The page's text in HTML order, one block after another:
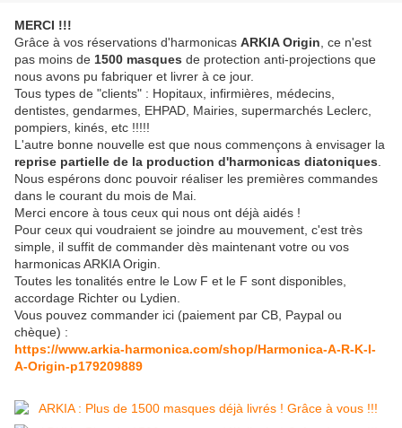
MERCI !!!
Grâce à vos réservations d'harmonicas ARKIA Origin , ce n'est
pas moins de 1500 masques de protection anti-projections que
nous avons pu fabriquer et livrer à ce jour.
Tous types de "clients" : Hopitaux, infirmières, médecins,
dentistes, gendarmes, EHPAD, Mairies, supermarchés Leclerc,
pompiers, kinés, etc !!!!!
L'autre bonne nouvelle est que nous commençons à envisager la
reprise partielle de la production d'harmonicas diatoniques
Nous espérons donc pouvoir réaliser les premières commandes
dans le courant du mois de Mai.
Merci encore à tous ceux qui nous ont déjà aidés !
Pour ceux qui voudraient se joindre au mouvement, c'est très
simple, il suffit de commander dès maintenant votre ou vos
harmonicas ARKIA Origin.
Toutes les tonalités entre le Low F et le F sont disponibles,
accordage Richter ou Lydien.
Vous pouvez commander ici (paiement par CB, Paypal ou
chèque) :
https://www.arkia-harmonica.com/shop/Harmonica-A-R-K-I-
A-Origin-p179209889